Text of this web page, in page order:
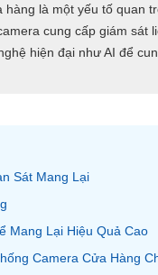
là một yếu tố quan
cung cấp giám
hiện đại như AI để
Sát Mang Lại
Mang Lại Hiệu Quả Cao
Camera Cửa Hàng